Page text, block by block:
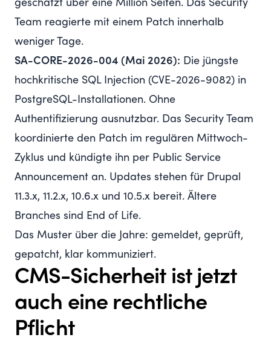
geschätzt über eine Million Seiten. Das Security
Team reagierte mit einem Patch innerhalb
weniger Tage.
SA-CORE-2026-004 (Mai 2026): Die jüngste
hochkritische SQL Injection (CVE-2026-9082) in
PostgreSQL-Installationen. Ohne
Authentifizierung ausnutzbar. Das Security Team
koordinierte den Patch im regulären Mittwoch-
Zyklus und kündigte ihn per Public Service
Announcement an. Updates stehen für Drupal
11.3.x, 11.2.x, 10.6.x und 10.5.x bereit. Ältere
Branches sind End of Life.
Das Muster über die Jahre: gemeldet, geprüft,
gepatcht, klar kommuniziert.
CMS-Sicherheit ist jetzt
auch eine rechtliche
Pflicht